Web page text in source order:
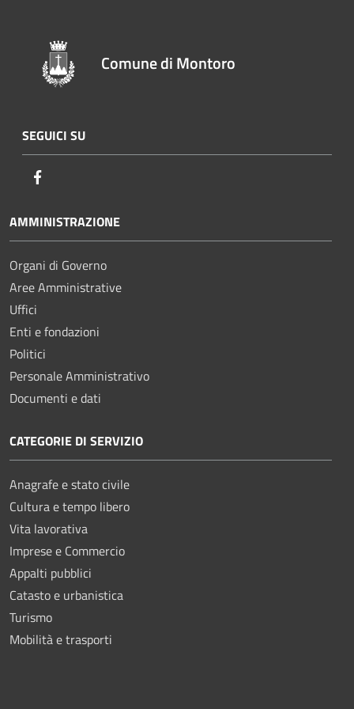
Comune di Montoro
SEGUICI SU
AMMINISTRAZIONE
Organi di Governo
Aree Amministrative
Uffici
Enti e fondazioni
Politici
Personale Amministrativo
Documenti e dati
CATEGORIE DI SERVIZIO
Anagrafe e stato civile
Cultura e tempo libero
Vita lavorativa
Imprese e Commercio
Appalti pubblici
Catasto e urbanistica
Turismo
Mobilità e trasporti